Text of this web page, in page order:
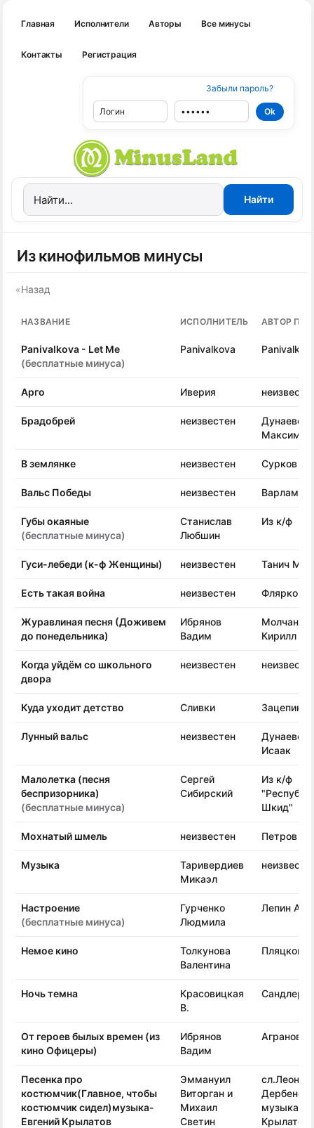
Главная Исполнители Авторы Все минусы
Контакты Регистрация
Забыли пароль?
Из кинофильмов минусы
«Назад
НАЗВАНИЕ ИСПОЛНИТЕЛЬ АВТОР
Panivalkova - Let Me
(бесплатные минуса)
Panivalkova
Арго Иверия
Брадобрей неизвестен
Максим
В землянке неизвестен Сурков
Вальс Победы неизвестен Варламов
Губы окаяные
(бесплатные минуса)
Станислав
Любшин
Из к/ф
Гуси-лебеди (к-ф Женщины) неизвестен Танич
Есть такая война неизвестен
Журавлиная песня (Доживем
до понедельника)
Ибрянов
Вадим
Молчанов
Кирилл
Когда уйдём со школьного
двора
неизвестен
Куда уходит детство Сливки Зацепин А.
Лунный вальс неизвестен
Исаак
Малолетка (песня
беспризорника)
(бесплатные минуса)
Сергей
Сибирский
Из к/ф
Шкид"
Мохнатый шмель неизвестен Петров
Музыка
Таривердиев
Микаэл
Настроение
(бесплатные минуса)
Гурченко
Людмила
Лепин А.
Немое кино
Толкунова
Валентина
Ночь темна
Красовицкая
В.
Сандлер
От героев былых времен (из
кино Офицеры)
Ибрянов
Вадим
Песенка про
костюмчик(Главное, чтобы
костюмчик сидел)музыка-
Евгений Крылатов
Эммануил
Виторган и
Михаил
Светин
Дербенева
музыка-
Крылатова